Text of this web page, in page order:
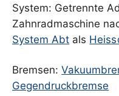
System: Getrennte
System Abt als
Bremsen:
Gegendruckbremse